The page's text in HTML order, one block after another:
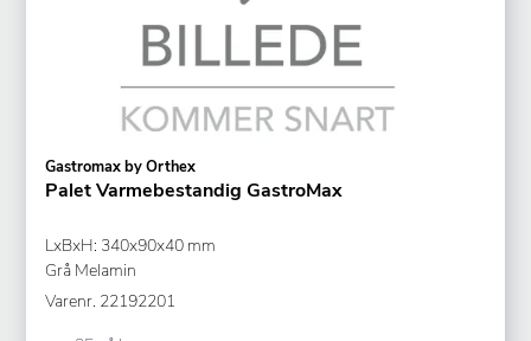
Gastromax by Orthex
Palet Varmebestandig GastroMax
LxBxH: 340x90x40 mm
Grå Melamin
Varenr. 22192201